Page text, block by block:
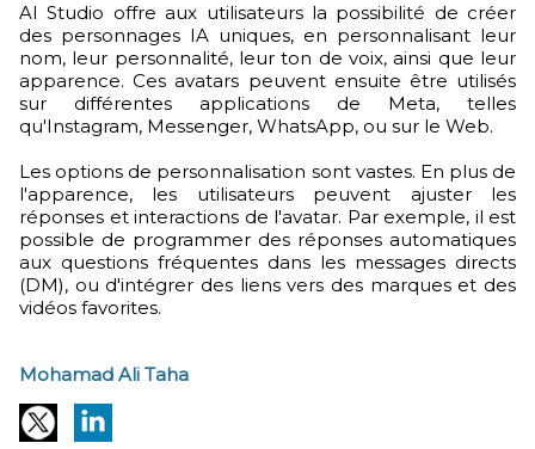
AI Studio offre aux utilisateurs la possibilité de créer
des personnages IA uniques, en personnalisant leur
nom, leur personnalité, leur ton de voix, ainsi que leur
apparence. Ces avatars peuvent ensuite être utilisés
sur différentes applications de Meta, telles
qu'Instagram, Messenger, WhatsApp, ou sur le Web.
Les options de personnalisation sont vastes. En plus de
l'apparence, les utilisateurs peuvent ajuster les
réponses et interactions de l'avatar. Par exemple, il est
possible de programmer des réponses automatiques
aux questions fréquentes dans les messages directs
(DM), ou d'intégrer des liens vers des marques et des
vidéos favorites.
Mohamad Ali Taha